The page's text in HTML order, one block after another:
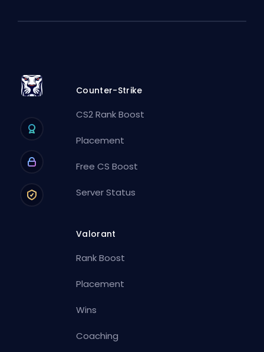
Counter-Strike
CS2 Rank Boost
Placement
Free CS Boost
Server Status
Valorant
Rank Boost
Placement
Wins
Coaching